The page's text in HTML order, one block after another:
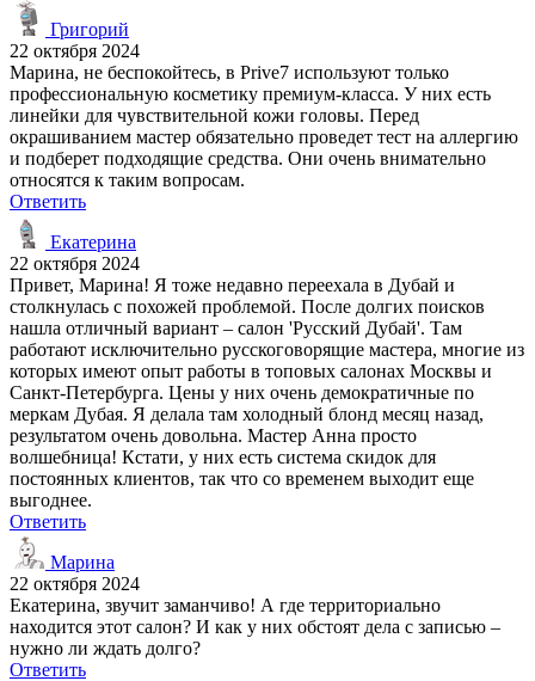
Григорий
22 октября 2024
Марина, не беспокойтесь, в Prive7 используют только
профессиональную косметику премиум-класса. У них есть
линейки для чувствительной кожи головы. Перед
окрашиванием мастер обязательно проведет тест на аллергию
и подберет подходящие средства. Они очень внимательно
относятся к таким вопросам.
Ответить
Екатерина
22 октября 2024
Привет, Марина! Я тоже недавно переехала в Дубай и
столкнулась с похожей проблемой. После долгих поисков
нашла отличный вариант – салон 'Русский Дубай'. Там
работают исключительно русскоговорящие мастера, многие из
которых имеют опыт работы в топовых салонах Москвы и
Санкт-Петербурга. Цены у них очень демократичные по
меркам Дубая. Я делала там холодный блонд месяц назад,
результатом очень довольна. Мастер Анна просто
волшебница! Кстати, у них есть система скидок для
постоянных клиентов, так что со временем выходит еще
выгоднее.
Ответить
Марина
22 октября 2024
Екатерина, звучит заманчиво! А где территориально
находится этот салон? И как у них обстоят дела с записью –
нужно ли ждать долго?
Ответить